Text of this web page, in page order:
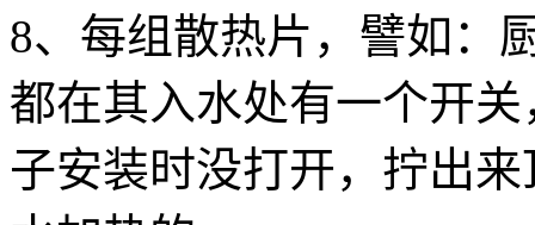
8、每组散热片，譬如：
都在其入水处有一个开
子安装时没打开，拧出